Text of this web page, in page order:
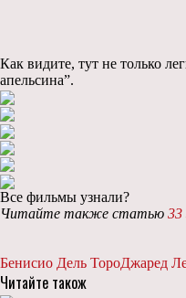
Как видите, тут не только
апельсина”.
Все фильмы узнали?
Читайте также статью 33
Бенисио Дель ТороДжаред
Читайте також